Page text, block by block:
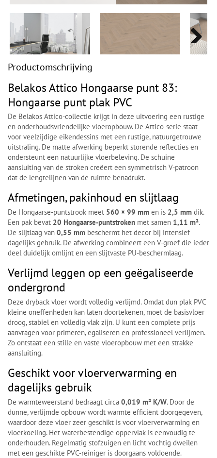
Next
Next
Productomschrijving
Belakos Attico Hongaarse punt 83:
Hongaarse punt plak PVC
De Belakos Attico-collectie krijgt in deze uitvoering een rustige
en onderhoudsvriendelijke vloeropbouw. De Attico-serie staat
voor veelzijdige eikendessins met een rustige, natuurgetrouwe
uitstraling. De matte afwerking beperkt storende reflecties en
ondersteunt een natuurlijke vloerbeleving. De schuine
aansluiting van de stroken creëert een symmetrisch V-patroon
dat de lengtelijnen van de ruimte benadrukt.
Afmetingen, pakinhoud en slijtlaag
De Hongaarse-puntstrook meet 560 × 99 mm en is 2,5 mm dik.
Een pak bevat 20 Hongaarse-puntstroken met samen 1,11 m².
De slijtlaag van 0,55 mm beschermt het decor bij intensief
dagelijks gebruik. De afwerking combineert een V-groef die ieder
deel duidelijk omlijnt en een slijtvaste PU-beschermlaag.
Verlijmd leggen op een geëgaliseerde
ondergrond
Deze dryback vloer wordt volledig verlijmd. Omdat dun plak PVC
kleine oneffenheden kan laten doortekenen, moet de basisvloer
droog, stabiel en volledig vlak zijn. U kunt een complete prijs
aanvragen voor primeren, egaliseren en professioneel verlijmen.
Zo ontstaat een stille en vaste vloeropbouw met een strakke
aansluiting.
Geschikt voor vloerverwarming en
dagelijks gebruik
De warmteweerstand bedraagt circa 0,019 m² K/W. Door de
dunne, verlijmde opbouw wordt warmte efficiënt doorgegeven,
waardoor deze vloer zeer geschikt is voor vloerverwarming en
vloerkoeling. Het waterbestendige oppervlak is eenvoudig te
onderhouden. Regelmatig stofzuigen en licht vochtig dweilen
met een geschikte PVC-reiniger is doorgaans voldoende.